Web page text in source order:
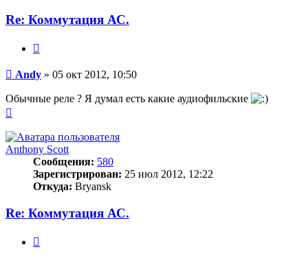
Re: Коммутация АС.
Сообщение
Andy » 05 окт 2012, 10:50
Обычные реле ? Я думал есть какие аудиофильские
началу
Anthony Scott
Сообщения: 580
Зарегистрирован: 25 июл 2012, 12:22
Откуда: Bryansk
Re: Коммутация АС.